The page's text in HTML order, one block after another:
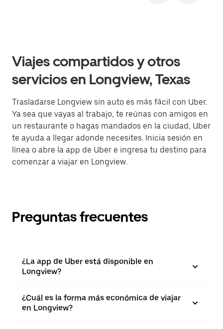
Viajes compartidos y otros
servicios en Longview, Texas
Trasladarse Longview sin auto es más fácil con Uber.
Ya sea que vayas al trabajo, te reúnas con amigos en
un restaurante o hagas mandados en la ciudad, Uber
te ayuda a llegar adonde necesites. Inicia sesión en
línea o abre la app de Uber e ingresa tu destino para
comenzar a viajar en Longview.
Preguntas frecuentes
¿La app de Uber está disponible en
Longview?
¿Cuál es la forma más económica de viajar
en Longview?